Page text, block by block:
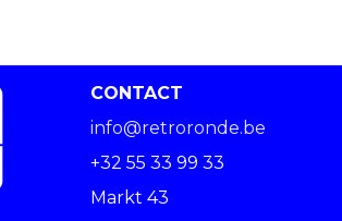
CONTACT
info@retroronde.be
+32 55 33 99 33
Markt 43